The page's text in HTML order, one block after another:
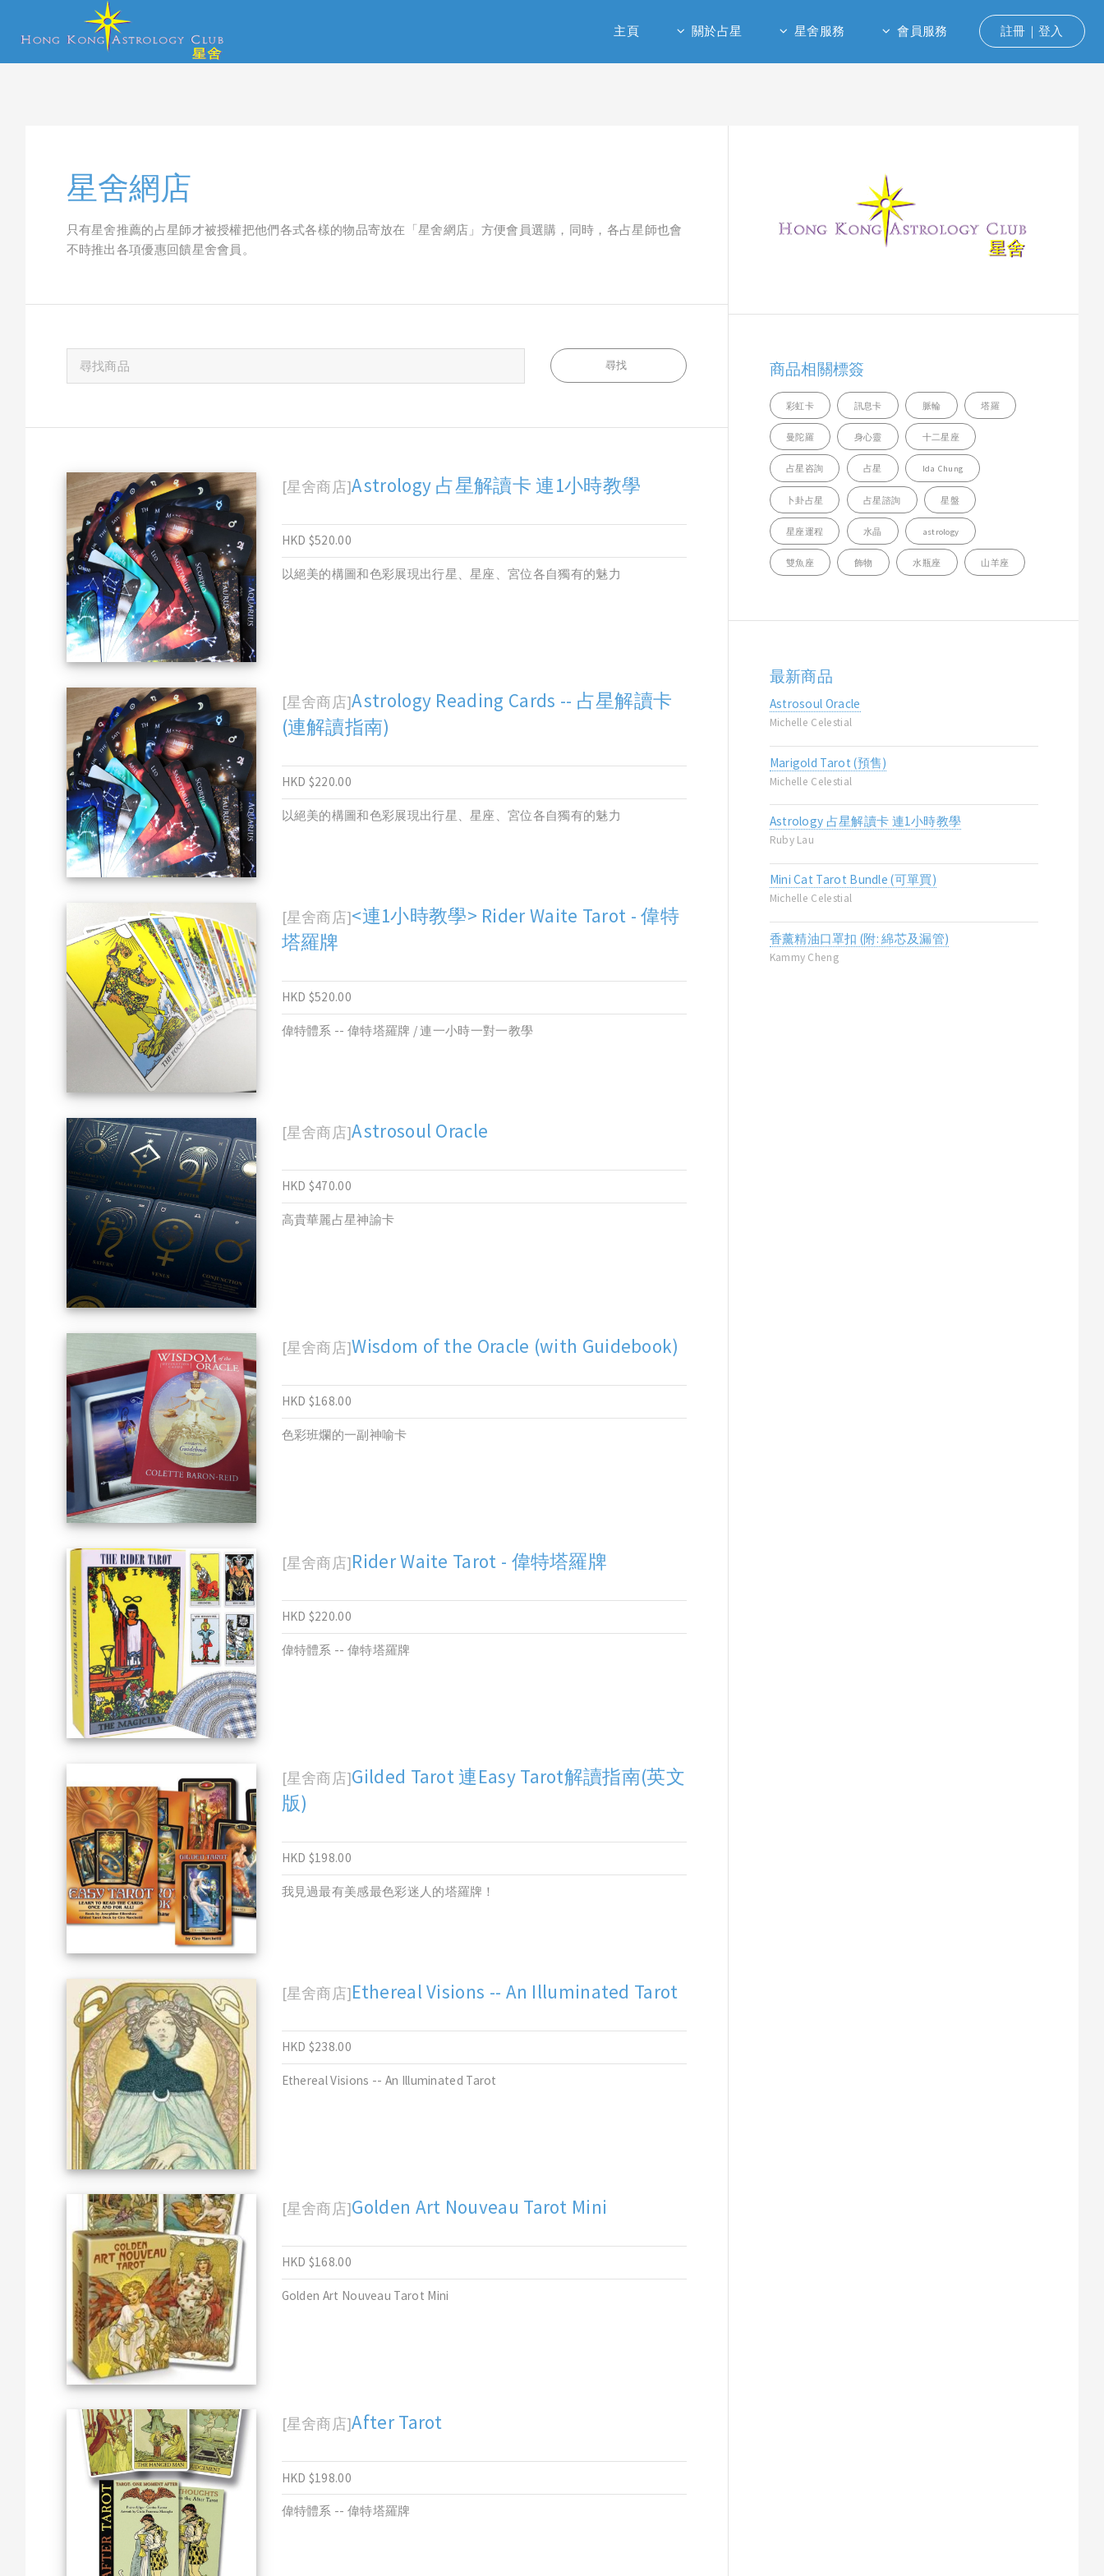
主頁 關於占星 星舍服務 會員服務 註冊｜登入
星舍網店
只有星舍推薦的占星師才被授權把他們各式各樣的物品寄放在「星舍網店」方便會員選購，同時，各占星師也會
不時推出各項優惠回饋星舍會員。
[星舍商店]Astrology 占星解讀卡 連1小時教學
HKD $520.00
以絕美的構圖和色彩展現出行星、星座、宮位各自獨有的魅力
[星舍商店]Astrology Reading Cards -- 占星解讀卡
(連解讀指南)
HKD $220.00
以絕美的構圖和色彩展現出行星、星座、宮位各自獨有的魅力
[星舍商店]<連1小時教學> Rider Waite Tarot - 偉特
塔羅牌
HKD $520.00
偉特體系 -- 偉特塔羅牌 / 連一小時一對一教學
[星舍商店]Astrosoul Oracle
HKD $470.00
高貴華麗占星神諭卡
[星舍商店]Wisdom of the Oracle (with Guidebook)
HKD $168.00
色彩班爛的一副神喻卡
[星舍商店]Rider Waite Tarot - 偉特塔羅牌
HKD $220.00
偉特體系 -- 偉特塔羅牌
[星舍商店]Gilded Tarot 連Easy Tarot解讀指南(英文
版)
HKD $198.00
我見過最有美感最色彩迷人的塔羅牌！
[星舍商店]Ethereal Visions -- An Illuminated Tarot
HKD $238.00
Ethereal Visions -- An Illuminated Tarot
[星舍商店]Golden Art Nouveau Tarot Mini
HKD $168.00
Golden Art Nouveau Tarot Mini
[星舍商店]After Tarot
HKD $198.00
偉特體系 -- 偉特塔羅牌
商品相關標簽
彩虹卡 訊息卡 脈輪 塔羅
曼陀羅 身心靈 十二星座
占星咨詢 占星 Ida Chung
卜卦占星 占星諮詢 星盤
星座運程 水晶 astrology
雙魚座 飾物 水瓶座 山羊座
最新商品
Astrosoul Oracle
Michelle Celestial
Marigold Tarot (預售)
Michelle Celestial
Astrology 占星解讀卡 連1小時教學
Ruby Lau
Mini Cat Tarot Bundle (可單買)
Michelle Celestial
香薰精油口罩扣 (附: 綿芯及漏管)
Kammy Cheng